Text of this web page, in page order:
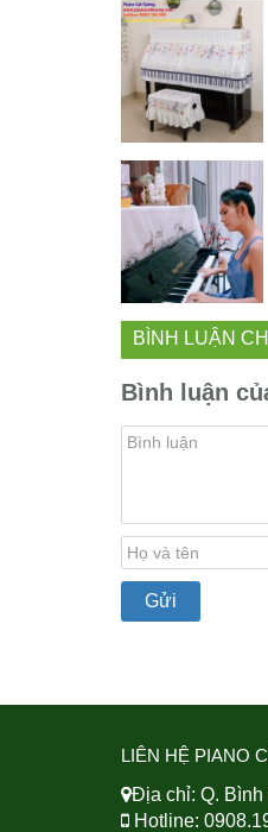
BÌNH LUẬN
Bình luận
LIÊN HỆ PIANO
Địa chỉ: Q. Bình
Hotline: